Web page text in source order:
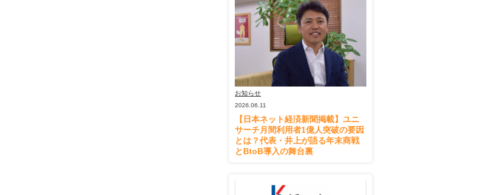
お知らせ
2026.06.11
【日本ネット経済新聞掲載】ユニ
サーチ月間利用者1億人突破の要因
とは？代表・井上が語る年末商戦
とBtoB導入の舞台裏